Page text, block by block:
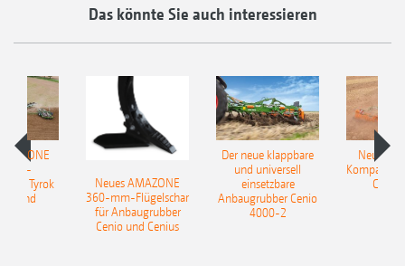
Das könnte Sie auch interessieren
Tyrok
Neues AMAZONE
360-mm-Flügelschar
für Anbaugrubber
Cenio und Cenius
Der neue klappbare
und universell
einsetzbare
Anbaugrubber Cenio
4000-2
Neue